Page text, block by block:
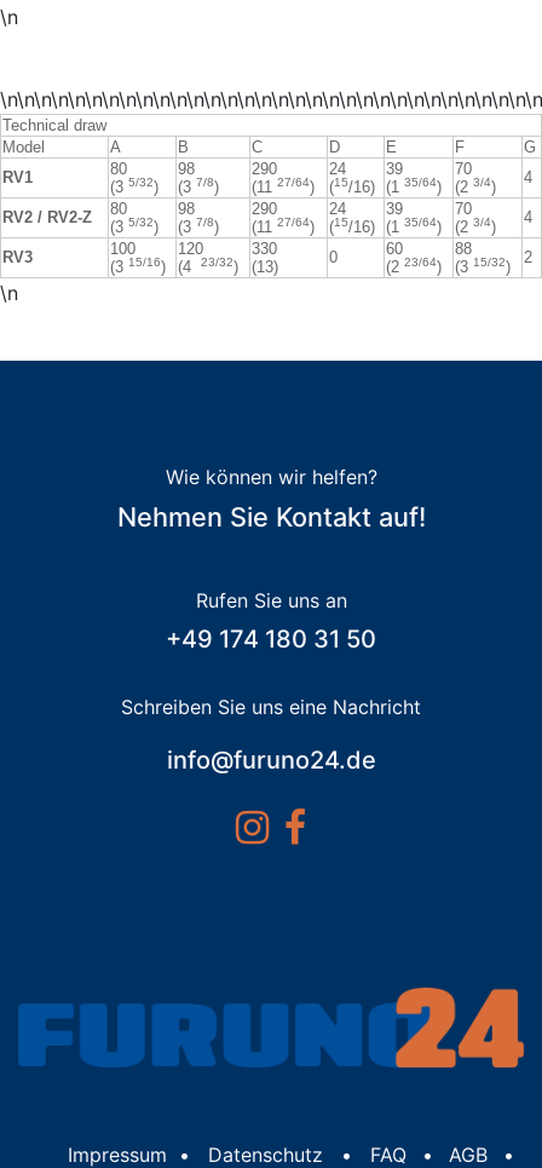
\n
Technical draw
Model
A B C D E F
G
RV1
80
(3 5/32)
98
(3 7/8)
290
(11
27/64)
24
(15/16)
39
(1
35/64)
70
(2 3/4)
4
RV2 / RV2-Z
80
(3 5/32)
98
(3 7/8)
290
(11
27/64)
24
(15/16)
39
(1
35/64)
70
(2 3/4)
4
RV3
100
(3 15/16)
120
(4
23/32)
330
(13)
0
60
(2 23/64)
88
(3 15/32)
2
\n
Wie können wir helfen?
Nehmen Sie Kontakt auf!
Rufen Sie uns an
+49 174 180 31 50
Schreiben Sie uns eine Nachricht
info@furuno24.de
Impressum • Datenschutz • FAQ • AGB
•